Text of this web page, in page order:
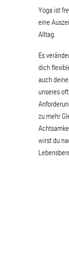
Yoga ist
eine
Alltag.
Es
dich
auch
unseres
zu mehr
wirst du